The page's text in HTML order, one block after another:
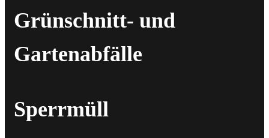
Grünschnitt- und
Gartenabfälle
Sperrmüll